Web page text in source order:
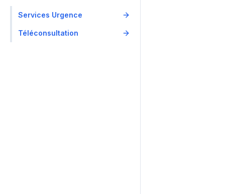
Services Urgence
Téléconsultation